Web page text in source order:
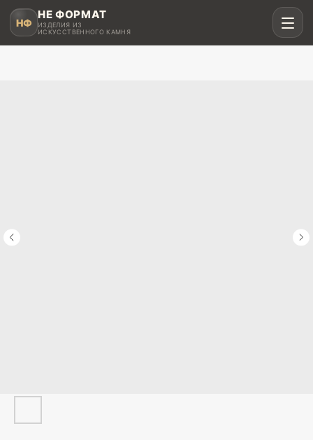
НФ
НЕ ФОРМАТ
ИЗДЕЛИЯ ИЗ
ИСКУССТВЕННОГО КАМНЯ
Для кухни и домашнего бара